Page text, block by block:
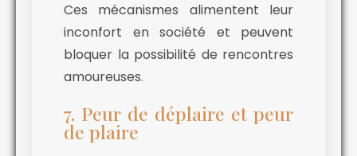
Ces mécanismes alimentent leur
inconfort en société et peuvent
bloquer la possibilité de rencontres
amoureuses.
7. Peur de déplaire et peur
de plaire